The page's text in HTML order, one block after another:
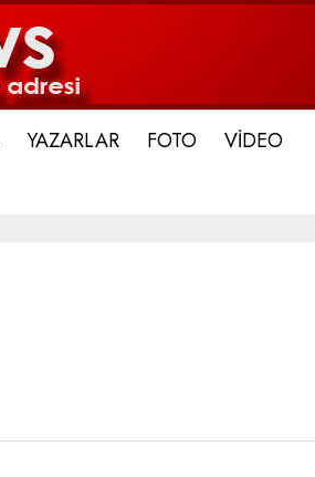
YAZARLAR FOTO VİDEO